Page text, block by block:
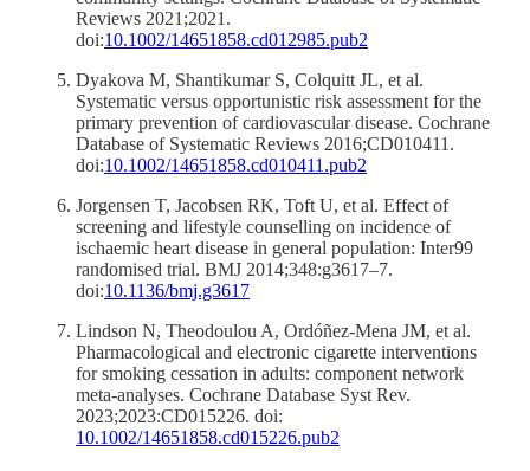
Reviews 2021;2021.
doi:10.1002/14651858.cd012985.pub2
Dyakova M, Shantikumar S, Colquitt JL, et al.
Systematic versus opportunistic risk assessment for the
primary prevention of cardiovascular disease. Cochrane
Database of Systematic Reviews 2016;CD010411.
doi:10.1002/14651858.cd010411.pub2
Jorgensen T, Jacobsen RK, Toft U, et al. Effect of
screening and lifestyle counselling on incidence of
ischaemic heart disease in general population: Inter99
randomised trial. BMJ 2014;348:g3617–7.
doi:10.1136/bmj.g3617
Lindson N, Theodoulou A, Ordóñez-Mena JM, et al.
Pharmacological and electronic cigarette interventions
for smoking cessation in adults: component network
meta-analyses. Cochrane Database Syst Rev.
2023;2023:CD015226. doi:
10.1002/14651858.cd015226.pub2